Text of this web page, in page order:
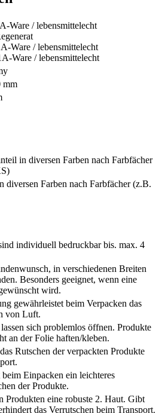
Ware / lebensmittelecht
Ware / lebensmittelecht
Ware / lebensmittelecht
mm
in diversen Farben nach Farbfächer
diversen Farben nach Farbfächer (z.B.
individuell bedruckbar bis. max. 4
in verschiedenen Breiten
Besonders geeignet, wenn eine
wird.
gewährleistet beim Verpacken das
von Luft.
sich problemlos öffnen. Produkte
an der Folie haften/kleben.
Rutschen der verpackten Produkte
Einpacken ein leichteres
der Produkte.
Produkten eine robuste 2. Haut. Gibt
das Verrutschen beim Transport.